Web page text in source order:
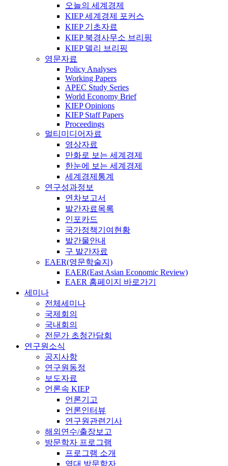
오늘의 세계경제
KIEP 세계경제 포커스
KIEP 기초자료
KIEP 북경사무소 브리핑
KIEP 델리 브리핑
영문자료
Policy Analyses
Working Papers
APEC Study Series
World Economy Brief
KIEP Opinions
KIEP Staff Papers
Proceedings
멀티미디어자료
영상자료
만화로 보는 세계경제
한눈에 보는 세계경제
세계경제통계
연구성과정보
연차보고서
발간자료목록
인포카드
국가정책기여현황
발간물안내
구 발간자료
EAER(영문학술지)
EAER(East Asian Economic Review)
EAER 홈페이지 바로가기
세미나
전체세미나
국제회의
국내회의
전문가 초청간담회
연구원소식
공지사항
연구원동정
보도자료
언론속 KIEP
언론기고
언론인터뷰
연구원관련기사
해외연수/출장보고
방문학자 프로그램
프로그램 소개
역대 방문학자